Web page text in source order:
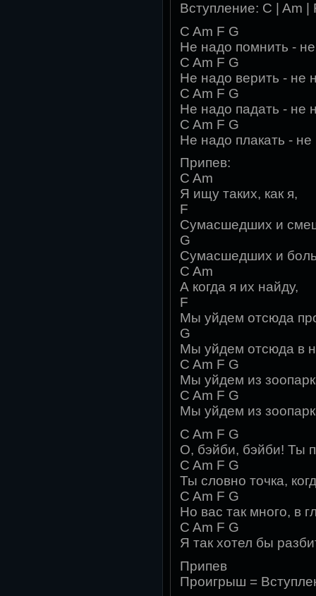
Вступление: C | Am |
C Am F G
Не надо помнить -
C Am F G
Не надо верить - не
C Am F G
Не надо падать - не
C Am F G
Не надо плакать -
Припев:
C Am
Я ищу таких, как я,
F
Сумасшедших и
G
Сумасшедших и
C Am
А когда я их найду,
F
Мы уйдем отсюда
G
Мы уйдем отсюда в
C Am F G
Мы уйдем из
C Am F G
Мы уйдем из
C Am F G
О, бэйби, бэйби! Ты
C Am F G
Ты словно точка,
C Am F G
Но вас так много, в
C Am F G
Я так хотел бы
Припев
Проигрыш =